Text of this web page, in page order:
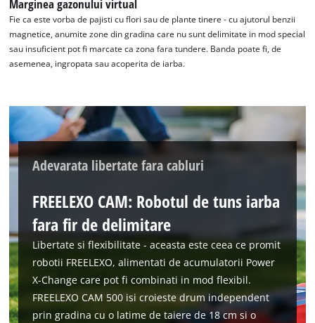
Marginea gazonului virtual
Fie ca este vorba de pajisti cu flori sau de plante tinere - cu ajutorul benzii
magnetice, anumite zone din gradina care nu sunt delimitate in mod special
sau insuficient pot fi marcate ca zona fara tundere. Banda poate fi, de
asemenea, ingropata sau acoperita de iarba.
Adevarata libertate fara cabluri
FREELEXO CAM: Robotul de tuns iarba
fara fir de delimitare
Libertate si flexibilitate - aceasta este ceea ce promit
robotii FREELEXO, alimentati de acumulatorii Power
X-Change care pot fi combinati in mod flexibil.
FREELEXO CAM 500 isi croieste drum independent
prin gradina cu o latime de taiere de 18 cm si o